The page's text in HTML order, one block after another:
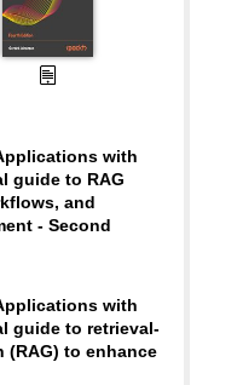
with
guide to RAG
and
- Second
with
guide to retrieval-
(RAG) to enhance